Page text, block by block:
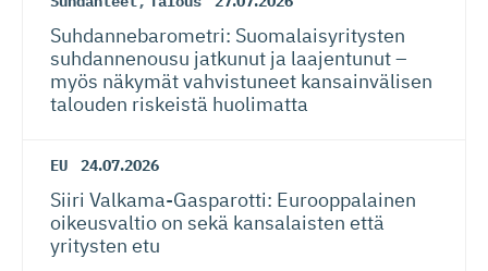
Suhdanneba­ro­metri: Suomalaisy­ri­tysten
suhdannenousu jatkunut ja laajentunut –
myös näkymät vahvistuneet kansainvälisen
talouden riskeistä huolimatta
EU 24.07.2026
Siiri Valkama-Gas­pa­rotti: Eurooppalainen
oikeusvaltio on sekä kansalaisten että
yritysten etu